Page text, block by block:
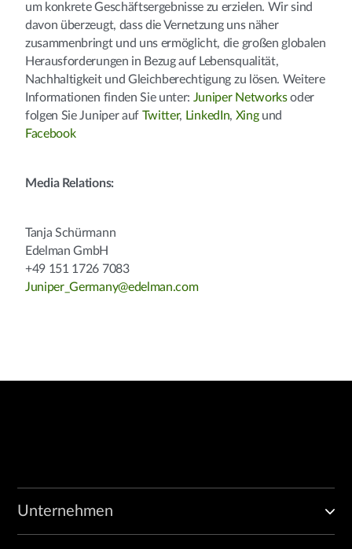
um konkrete Geschäftsergebnisse zu erzielen. Wir sind
davon überzeugt, dass die Vernetzung uns näher
zusammenbringt und uns ermöglicht, die großen globalen
Herausforderungen in Bezug auf Lebensqualität,
Nachhaltigkeit und Gleichberechtigung zu lösen. Weitere
Informationen finden Sie unter: Juniper Networksoder
folgen Sie Juniper auf Twitter, LinkedIn, Xingund
Facebook
Media Relations:
Tanja Schürmann
Edelman GmbH
+49 151 1726 7083
Juniper_Germany@edelman.com
Unternehmen